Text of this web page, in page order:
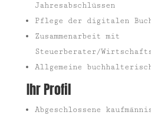
Jahresabschlüssen
Pflege der digitalen
Zusammenarbeit mit
Steuerberater/
Allgemeine
Ihr Profil
Abgeschlossene